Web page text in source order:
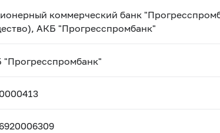
коммерческий банк
АКБ "Прогресспромбанк"
"Прогресспромбанк"